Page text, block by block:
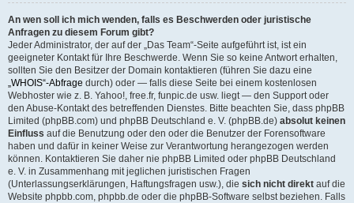
An wen soll ich mich wenden, falls es Beschwerden oder juristische
Anfragen zu diesem Forum gibt?
Jeder Administrator, der auf der „Das Team“-Seite aufgeführt ist, ist ein
geeigneter Kontakt für Ihre Beschwerde. Wenn Sie so keine Antwort erhalten,
sollten Sie den Besitzer der Domain kontaktieren (führen Sie dazu eine
„WHOIS“-Abfrage durch) oder — falls diese Seite bei einem kostenlosen
Webhoster wie z. B. Yahoo!, free.fr, funpic.de usw. liegt — den Support oder
den Abuse-Kontakt des betreffenden Dienstes. Bitte beachten Sie, dass phpBB
Limited (phpBB.com) und phpBB Deutschland e. V. (phpBB.de) absolut keinen
Einfluss auf die Benutzung oder den oder die Benutzer der Forensoftware
haben und dafür in keiner Weise zur Verantwortung herangezogen werden
können. Kontaktieren Sie daher nie phpBB Limited oder phpBB Deutschland
e. V. in Zusammenhang mit jeglichen juristischen Fragen
(Unterlassungserklärungen, Haftungsfragen usw.), die sich nicht direkt auf die
Website phpbb.com, phpbb.de oder die phpBB-Software selbst beziehen. Falls